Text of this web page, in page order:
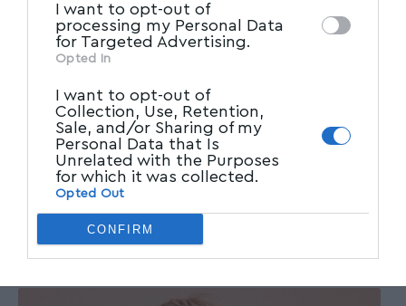
I want to opt-out of
processing my Personal Data
for Targeted Advertising.
Opted In
I want to opt-out of
Collection, Use, Retention,
Sale, and/or Sharing of my
Personal Data that Is
Unrelated with the Purposes
for which it was collected.
Opted Out
CONFIRM
Γενική Γραμματεία Δημογραφικής και
Στεγαστικής Πολιτικής: Κωνσταντίνος Γλούμης
Γενική Γραμματεία Ισότητας Ανθρωπίνων
Δικαιωμάτων: Κατερίνα Πατσογιάννη
Τουρισμού
Γενική Γραμματεία Τουριστικής Πολιτικής και
Ανάπτυξης: Βάσια Κουτσούκου